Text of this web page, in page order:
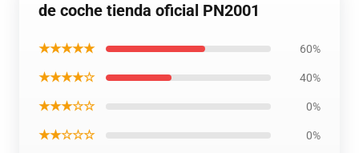
de coche tienda oficial PN2001
★★★★★ 60%
★★★★☆ 40%
★★★☆☆ 0%
★★☆☆☆ 0%